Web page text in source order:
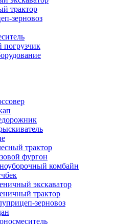
трактор
зерновоз
погрузчик
трактор
фургон
комбайн
экскаватор
трактор
зерновоз